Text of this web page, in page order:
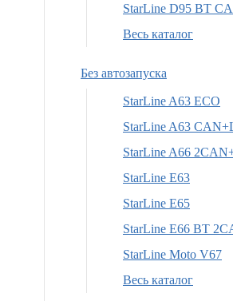
StarLine D95 BT
Весь каталог
Без автозапуска
StarLine A63 ECO
StarLine A63
StarLine A66
StarLine E63
StarLine E65
StarLine E66 BT
StarLine Moto V67
Весь каталог